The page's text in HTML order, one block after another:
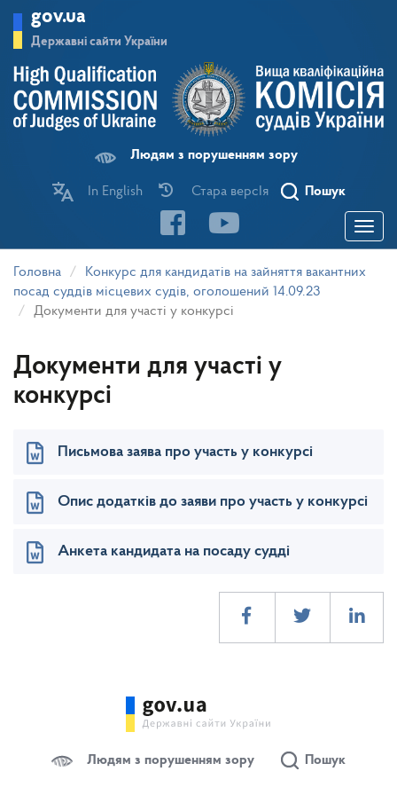
основного
матеріалу
gov.ua
Державні сайти України
Людям з порушенням зору
In English Стара версІя Пошук
Toggle
Головна
Конкурс для кандидатів на зайняття вакантних
посад суддів місцевих судів, оголошений 14.09.23
Документи для участі у конкурсі
Документи для участі у
конкурсі
Письмова заява про участь у конкурсі
Опис додатків до заяви про участь у конкурсі
Анкета кандидата на посаду судді
Людям з порушенням зору Пошук